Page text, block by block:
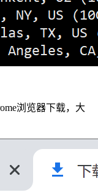
浏览器下载，大